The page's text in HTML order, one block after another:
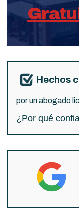
Hechos
por un abogado
¿Por qué